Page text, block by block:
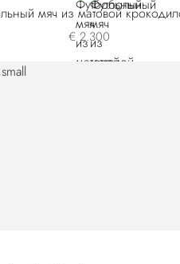
€ 2.300